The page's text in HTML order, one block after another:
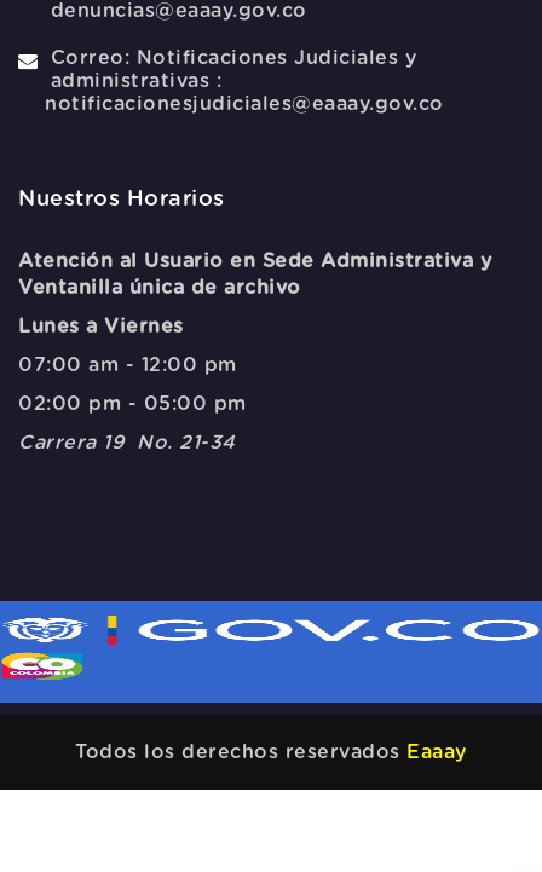
denuncias@eaaay.gov.co
Correo: Notificaciones Judiciales y
administrativas :
notificacionesjudiciales@eaaay.gov.co
Nuestros Horarios
Atención al Usuario en Sede Administrativa y
Ventanilla única de archivo
Lunes a Viernes
07:00 am - 12:00 pm
02:00 pm - 05:00 pm
Carrera 19 No. 21-34
Todos los derechos reservados Eaaay